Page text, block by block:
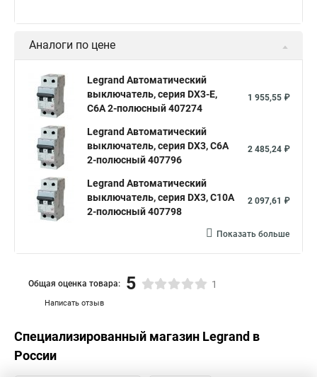
Аналоги по цене
Legrand Автоматический
выключатель, серия DX3-E,
С6A 2-полюсный 407274
1 955,55 ₽
Legrand Автоматический
выключатель, серия DX3, С6A
2-полюсный 407796
2 485,24 ₽
Legrand Автоматический
выключатель, серия DX3, С10A
2-полюсный 407798
2 097,61 ₽
Показать больше
Написать отзыв
Общая оценка товара: 5 1
Специализированный магазин Legrand в
России